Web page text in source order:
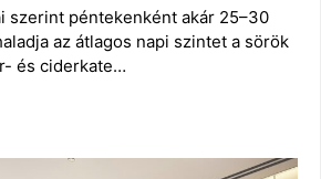
szerint péntekenként akár 25–30
az átlagos napi szintet a sörök
és ciderkate…